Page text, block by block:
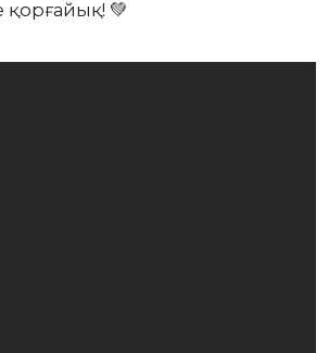
қорғайық! 💚